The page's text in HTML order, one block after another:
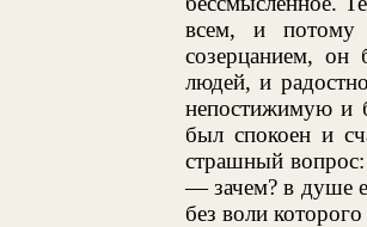
всем, и потому
созерцанием,
людей, и
непостижимую и
был спокоен и
страшный вопрос:
— зачем? в душе
без воли